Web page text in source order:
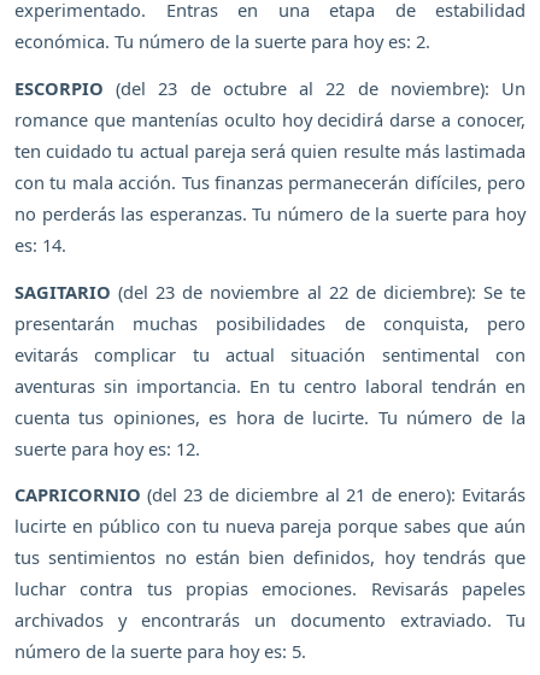
experimentado. Entras en una etapa de estabilidad
económica. Tu número de la suerte para hoy es: 2.
ESCORPIO (del 23 de octubre al 22 de noviembre): Un
romance que mantenías oculto hoy decidirá darse a conocer,
ten cuidado tu actual pareja será quien resulte más lastimada
con tu mala acción. Tus finanzas permanecerán difíciles, pero
no perderás las esperanzas. Tu número de la suerte para hoy
es: 14.
SAGITARIO (del 23 de noviembre al 22 de diciembre): Se te
presentarán muchas posibilidades de conquista, pero
evitarás complicar tu actual situación sentimental con
aventuras sin importancia. En tu centro laboral tendrán en
cuenta tus opiniones, es hora de lucirte. Tu número de la
suerte para hoy es: 12.
CAPRICORNIO (del 23 de diciembre al 21 de enero): Evitarás
lucirte en público con tu nueva pareja porque sabes que aún
tus sentimientos no están bien definidos, hoy tendrás que
luchar contra tus propias emociones. Revisarás papeles
archivados y encontrarás un documento extraviado. Tu
número de la suerte para hoy es: 5.